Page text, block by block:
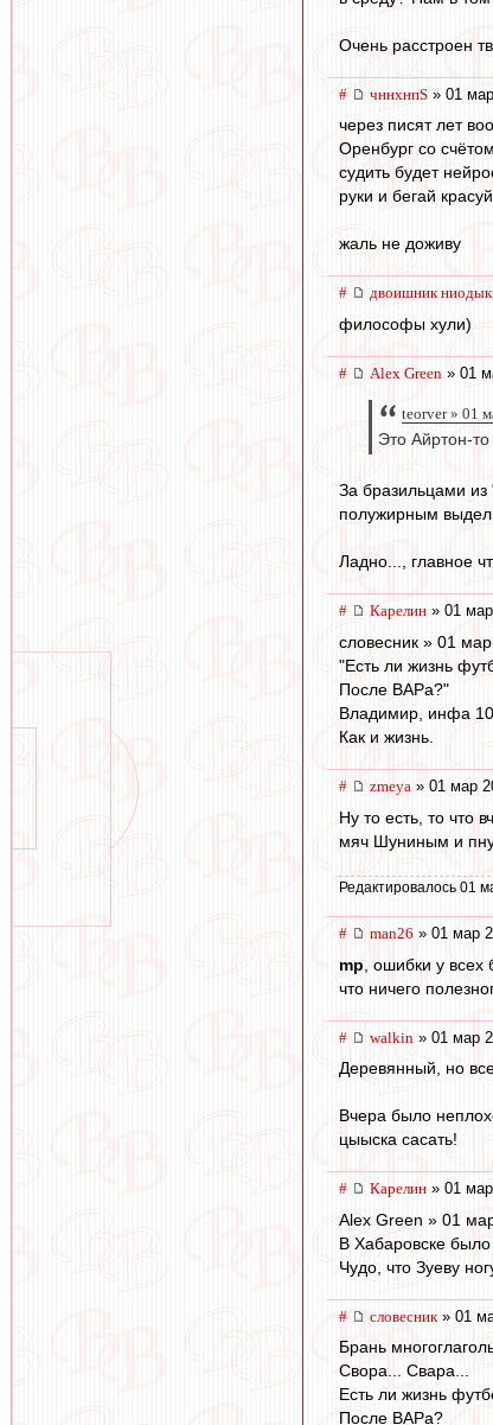
Очень расстроен
# чннхнпS » 01
через писят лет
Оренбург со
судить будет
руки и бегай
жаль не доживу
# двоишник
философы хули)
# Alex Green » 01
teorver » 01
Это Айртон-
За бразильцами
полужирным
Ладно..., главное
# Карелин » 01
словесник » 01
"Есть ли жизнь
После ВАРа?"
Владимир, инфа
Как и жизнь.
# zmeya » 01 мар
Ну то есть, то что
мяч Шуниным и
Редактировалось 01
# man26 » 01 мар
mp , ошибки у
что ничего
# walkin » 01 мар
Деревянный, но
Вчера было
цыыска сасать!
# Карелин » 01
Alex Green » 01
В Хабаровске
Чудо, что Зуеву
# словесник » 01
Брань
Свора... Свара...
Есть ли жизнь
После ВАРа?